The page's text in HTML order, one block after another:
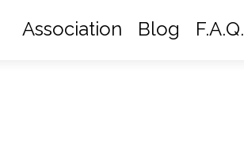
Association Blog F.A.Q.